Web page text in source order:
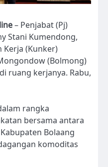
– Penjabat (Pj)
Stani Kumendong,
Kerja (Kunker)
(Bolmong)
ruang kerjanya. Rabu,
rangka
bersama antara
Bolaang
komoditas